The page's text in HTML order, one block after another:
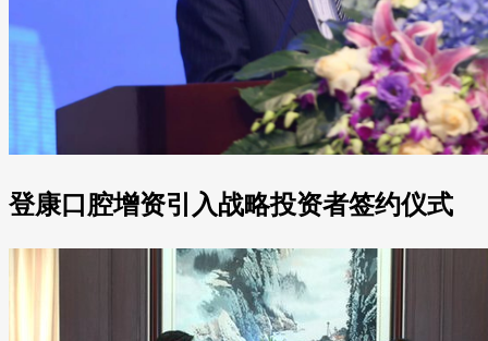
登康口腔增资引入战略投资者签约仪式